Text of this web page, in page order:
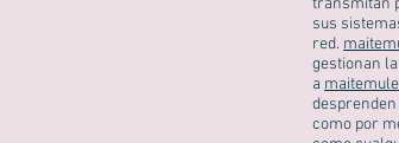
transmitan
sus
red.
gestionan
a
como por